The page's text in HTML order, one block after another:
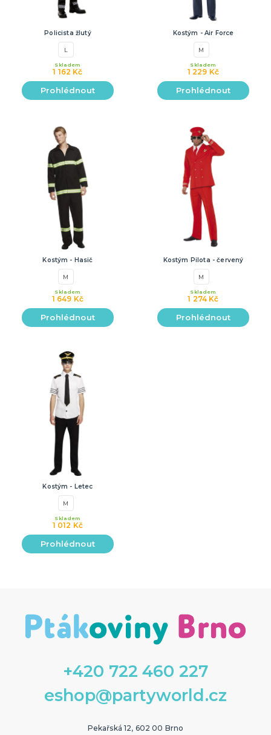
Policista žlutý
L
1 162 Kč
Skladem
Prohlédnout
Kostým - Air Force
M
1 229 Kč
Skladem
Prohlédnout
Kostým - Hasič
M
1 649 Kč
Skladem
Prohlédnout
Kostým Pilota - červený
M
1 274 Kč
Skladem
Prohlédnout
Kostým - Letec
M
1 012 Kč
Skladem
Prohlédnout
+420 722 460 227
eshop@partyworld.cz
Pekařská 12, 602 00 Brno